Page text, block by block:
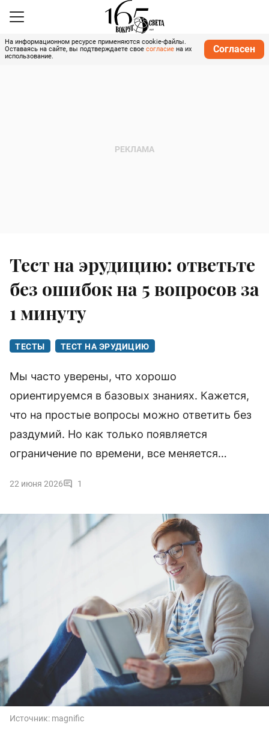
На информационном ресурсе применяются cookie-файлы.
Оставаясь на сайте, вы подтверждаете свое согласие на их
использование.
Согласен
Тест на эрудицию: ответьте
без ошибок на 5 вопросов за
1 минуту
ТЕСТЫ ТЕСТ НА ЭРУДИЦИЮ
Мы часто уверены, что хорошо
ориентируемся в базовых знаниях. Кажется,
что на простые вопросы можно ответить без
раздумий. Но как только появляется
ограничение по времени, все меняется…
22 июня 2026 1
Источник: magnific